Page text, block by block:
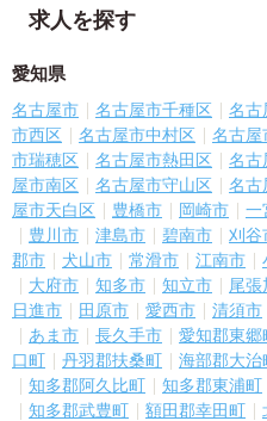
求人を探す
愛知県
名古屋市 名古屋市千種区 名古
市西区
名古屋市中村区 名古屋
市瑞穂区
名古屋市熱田区 名古
屋市南区
名古屋市守山区 名古
屋市天白区
豊橋市 岡崎市 一
豊川市
津島市 碧南市 刈谷
郡市
犬山市 常滑市 江南市
大府市
知多市 知立市 尾張
日進市
田原市 愛西市 清須市
あま市
長久手市 愛知郡東郷
口町
丹羽郡扶桑町 海部郡大治
知多郡阿久比町
知多郡東浦町
知多郡武豊町
額田郡幸田町